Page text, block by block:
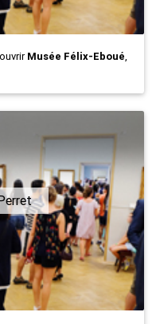
Musée Félix-Eboué,